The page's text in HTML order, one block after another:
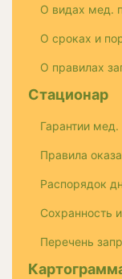
О видах мед.
О сроках и
О правилах
Стационар
Гарантии
Правила
Распорядок
Сохранность
Перечень